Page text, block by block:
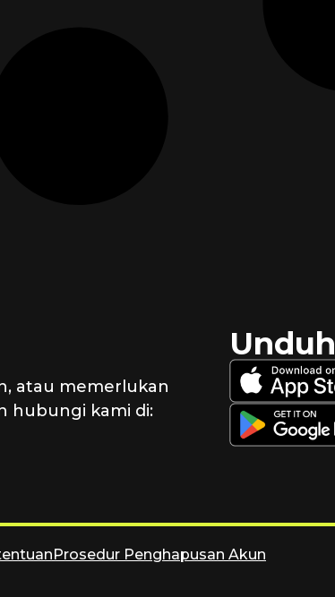
atau memerlukan
hubungi kami di:
Unduh
Prosedur Penghapusan Akun